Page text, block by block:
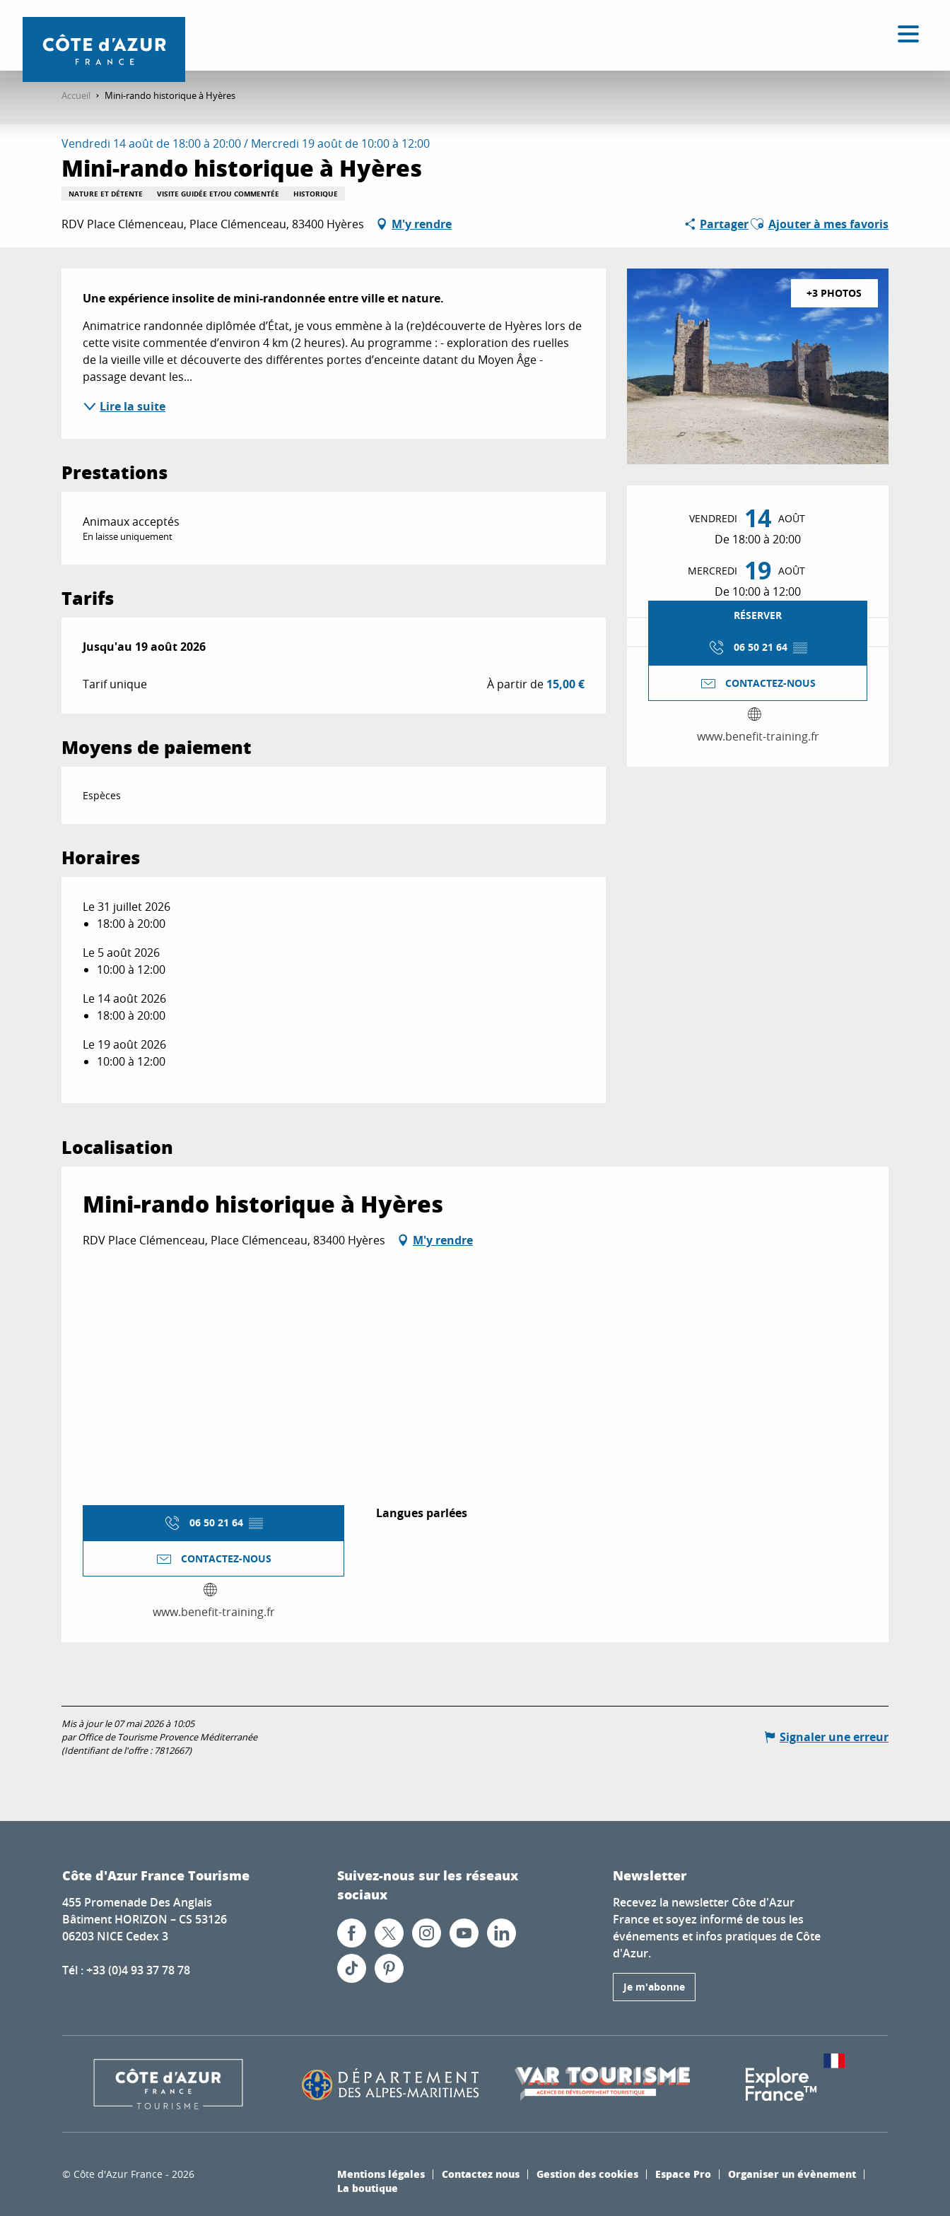
contenu
Accueil Mini-rando historique à Hyères
Vendredi 14 août de 18:00 à 20:00 / Mercredi 19 août de 10:00 à 12:00
Mini-rando historique à Hyères
NATURE ET DÉTENTE VISITE GUIDÉE ET/OU COMMENTÉE HISTORIQUE
RDV Place Clémenceau, Place Clémenceau, 83400 Hyères M'y rendre PartagerAjouter aux favoris
Ajouter à mes favoris
+3 PHOTOS
Ouverture et
VENDREDI 14 AOÛT
De 18:00 à 20:00
MERCREDI 19 AOÛT
De 10:00 à 12:00
RÉSERVER
06 50 21 64 ▒▒
CONTACTEZ-NOUS
www.benefit-training.fr
Description
Une expérience insolite de mini-randonnée entre ville et nature.
Animatrice randonnée diplômée d’État, je vous emmène à la (re)découverte de Hyères lors de
cette visite commentée d’environ 4 km (2 heures). Au programme : - exploration des ruelles
de la vieille ville et découverte des différentes portes d’enceinte datant du Moyen Âge -
passage devant les...
Lire la suite
Prestations
Animaux acceptés
En laisse uniquement
Tarifs
Du31 juillet 2026au19 août 2026
Jusqu'au 19 août 2026
Tarif unique À partir de 15,00 €
Moyens de paiement
Espèces
Horaires
Le 31 juillet 2026
18:00 à 20:00
Le 5 août 2026
10:00 à 12:00
Le 14 août 2026
18:00 à 20:00
Le 19 août 2026
10:00 à 12:00
Localisation
Mini-rando historique à Hyères
RDV Place Clémenceau, Place Clémenceau, 83400 Hyères M'y rendre
06 50 21 64 ▒▒
CONTACTEZ-NOUS
www.benefit-training.fr
Langues parlées
Langues parlées
Mis à jour le 07 mai 2026 à 10:05
par Office de Tourisme Provence Méditerranée
(Identifiant de l'offre : 7812667)
Signaler une erreur
Côte d'Azur France Tourisme
455 Promenade Des Anglais
Bâtiment HORIZON – CS 53126
06203 NICE Cedex 3
Tél : +33 (0)4 93 37 78 78
Suivez-nous sur les réseaux
sociaux
Newsletter
Recevez la newsletter Côte d'Azur
France et soyez informé de tous les
événements et infos pratiques de Côte
d'Azur.
Je m'abonne
© Côte d'Azur France - 2026 Mentions légales Contactez nous Gestion des cookies Espace Pro
Organiser un évènement
La boutique